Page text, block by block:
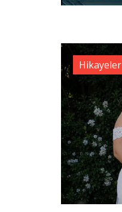
Hikayeler